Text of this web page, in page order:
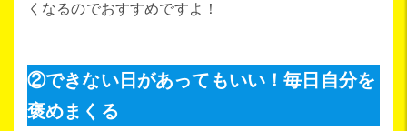
くなるのでおすすめですよ！
②できない日があってもいい！毎日自分を
褒めまくる